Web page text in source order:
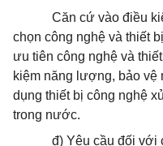
Căn cứ vào điều
chọn công nghệ và thiết
ưu tiên công nghệ và
kiệm năng lượng, bảo
dụng thiết bị công nghệ
trong nước.
đ) Yêu cầu đối